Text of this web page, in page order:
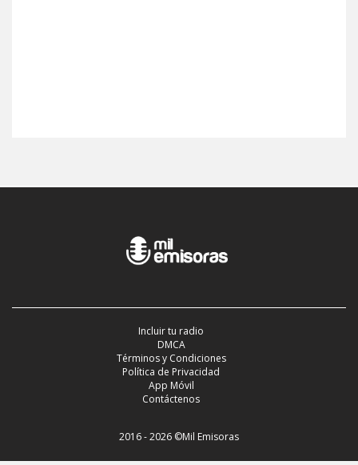
Incluir tu radio
DMCA
Términos y Condiciones
Política de Privacidad
App Móvil
Contáctenos
2016 - 2026 ©Mil Emisoras